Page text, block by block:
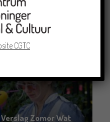
Zomor Wat
CGTC